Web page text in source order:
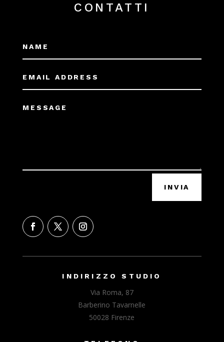
CONTATTI
INVIA
INDIRIZZO STUDIO
Via Roma, 87
Barberino Tavarnelle
50028 Firenze